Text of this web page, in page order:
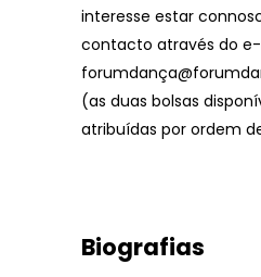
interesse estar
contacto através do
(as duas bolsas
atribuídas por ordem
Biografias